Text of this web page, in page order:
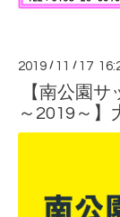
2019 / 11 / 17
【南公園
～2019～】